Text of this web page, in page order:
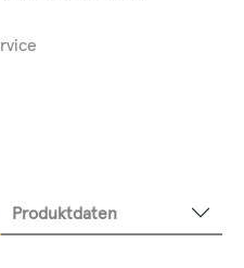
Produktdaten